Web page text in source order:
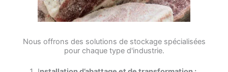
Nous offrons des solutions de stockage spécialisées
pour chaque type d'industrie.